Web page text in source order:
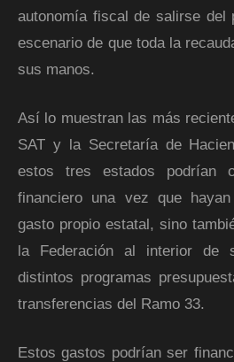
autonomía fiscal de salirse del
escenario de que toda la
sus manos.
Así lo muestran las más
SAT y la Secretaría de
estos tres estados podrían
financiero una vez que
gasto propio estatal, sino
la Federación al interior de
distintos programas
transferencias del Ramo 33.
Estos gastos podrían ser